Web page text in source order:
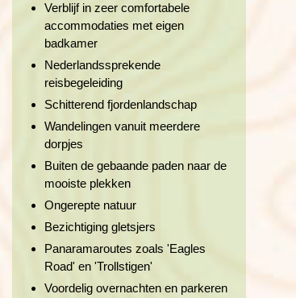
Verblijf in zeer comfortabele
accommodaties met eigen
badkamer
Nederlandssprekende
reisbegeleiding
Schitterend fjordenlandschap
Wandelingen vanuit meerdere
dorpjes
Buiten de gebaande paden naar de
mooiste plekken
Ongerepte natuur
Bezichtiging gletsjers
Panaramaroutes zoals 'Eagles
Road' en 'Trollstigen'
Voordelig overnachten en parkeren